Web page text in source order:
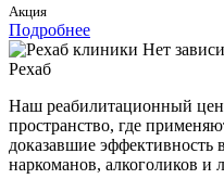
Акция
Подробнее
Рехаб
Наш реабилитационный
пространство, где
доказавшие эффективность
наркоманов, алкоголиков и